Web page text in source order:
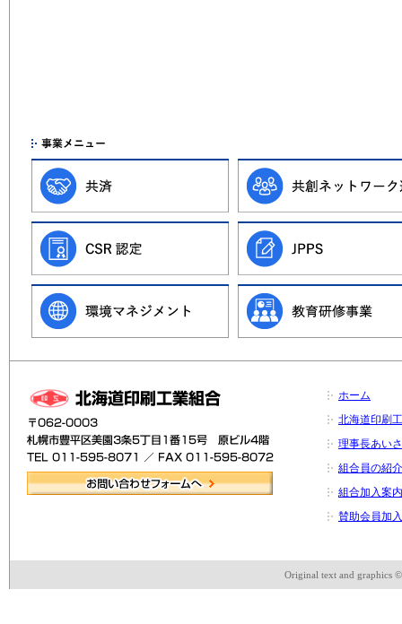
ホーム
北海道印刷
理事長あい
組合員の紹介
組合加入案内
賛助会員加
Original text and graphics